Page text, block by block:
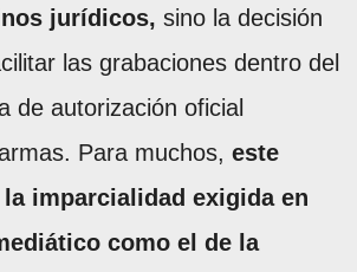
jurídicos, sino la decisión
las grabaciones dentro del
de autorización oficial
Para muchos, este
imparcialidad exigida en
como el de la